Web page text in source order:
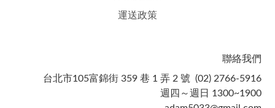
運送政策
聯絡我們
台北市105富錦街 359 巷 1 弄 2 號 (02) 2766-5916
週四～週日 1300~1900